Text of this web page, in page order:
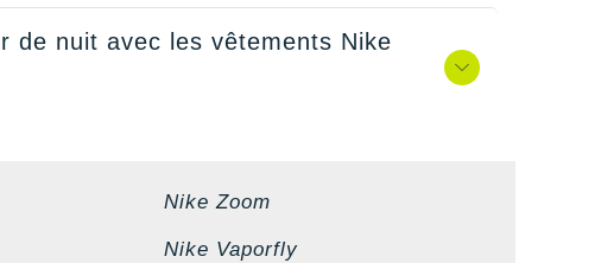
de nuit avec les vêtements Nike
Nike Zoom
Nike Vaporfly